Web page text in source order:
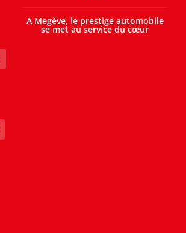
A Megève, le prestige automobile
se met au service du cœur